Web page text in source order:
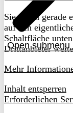
Open submenu
Sie sehen gerade
auf den
Schaltfläche
Drittanbieter
Mehr
Inhalt entsperren
Erforderlichen